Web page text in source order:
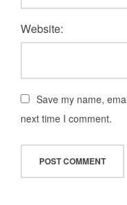
Website:
Save my name,
next time I comment.